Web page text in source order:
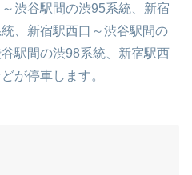
渋谷駅間の渋95系統、新宿
、新宿駅西口～渋谷駅間の
駅間の渋98系統、新宿駅西
が停車します。